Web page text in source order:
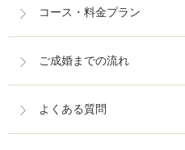
コース・料金プラン
ご成婚までの流れ
よくある質問